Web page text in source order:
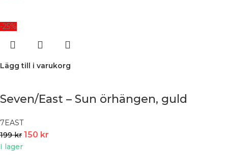
-25%
Lägg till i varukorg
Seven/East – Sun örhängen, guld
7EAST
199kr 150 kr
I lager